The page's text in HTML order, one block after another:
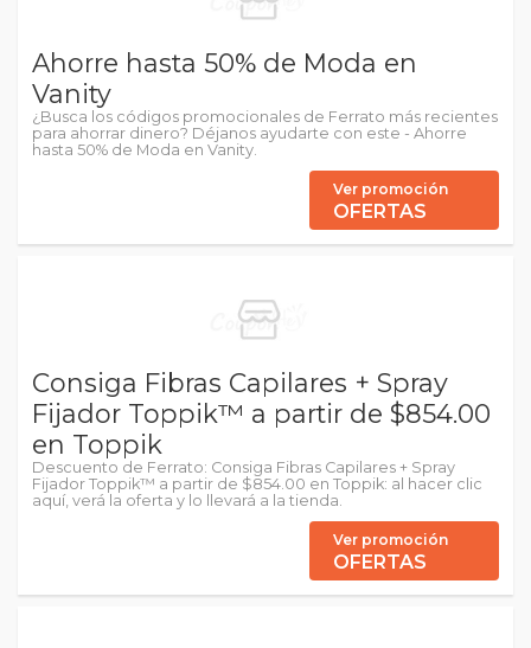
Ahorre hasta 50% de Moda en
Vanity
¿Busca los códigos promocionales de Ferrato más recientes
para ahorrar dinero? Déjanos ayudarte con este - Ahorre
hasta 50% de Moda en Vanity.
Ver promoción
OFERTAS
Consiga Fibras Capilares + Spray
Fijador Toppik™ a partir de $854.00
en Toppik
Descuento de Ferrato: Consiga Fibras Capilares + Spray
Fijador Toppik™ a partir de $854.00 en Toppik: al hacer clic
aquí, verá la oferta y lo llevará a la tienda.
Ver promoción
OFERTAS